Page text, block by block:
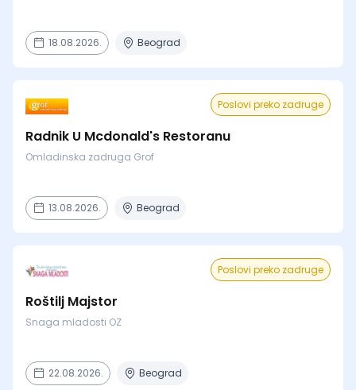
18.08.2026. Beograd
Poslovi preko zadruge
Radnik U Mcdonald's Restoranu
Omladinska zadruga Grof
13.08.2026. Beograd
Poslovi preko zadruge
Roštilj Majstor
Snaga mladosti OZ
22.08.2026. Beograd